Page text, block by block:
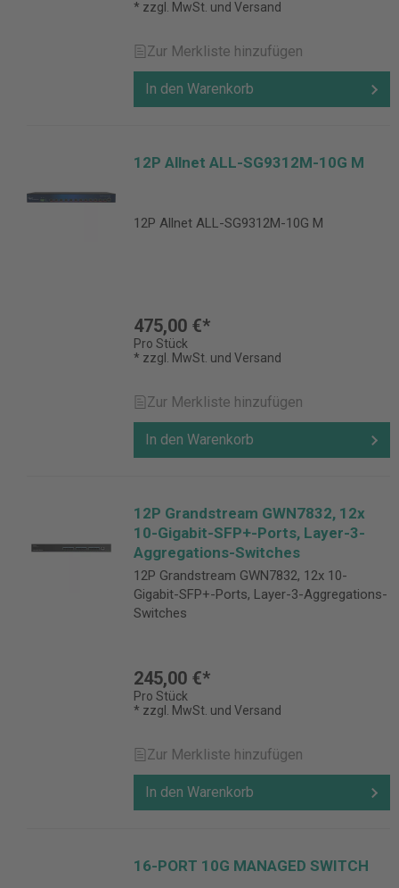
* zzgl. MwSt. und Versand
Zur Merkliste hinzufügen
In den Warenkorb
12P Allnet ALL-SG9312M-10G M
12P Allnet ALL-SG9312M-10G M
475,00 €*
Pro Stück
* zzgl. MwSt. und Versand
Zur Merkliste hinzufügen
In den Warenkorb
12P Grandstream GWN7832, 12x
10-Gigabit-SFP+-Ports, Layer-3-
Aggregations-Switches
12P Grandstream GWN7832, 12x 10-
Gigabit-SFP+-Ports, Layer-3-Aggregations-
Switches
245,00 €*
Pro Stück
* zzgl. MwSt. und Versand
Zur Merkliste hinzufügen
In den Warenkorb
16-PORT 10G MANAGED SWITCH